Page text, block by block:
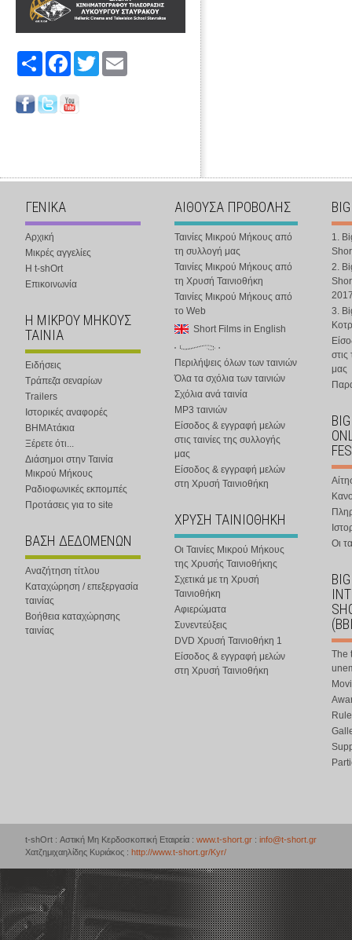
Share FacebookTwitter
ΓΕΝΙΚΑ
Αρχική
Μικρές αγγελίες
Η t-shOrt
Επικοινωνία
Η ΜΙΚΡΟΥ ΜΗΚΟΥΣ
ΤΑΙΝΙΑ
Ειδήσεις
Τράπεζα σεναρίων
Trailers
Ιστορικές αναφορές
ΒΗΜΑτάκια
Ξέρετε ότι...
Διάσημοι στην Ταινία
Μικρού Μήκους
Ραδιοφωνικές εκπομπές
Προτάσεις για το site
ΒΑΣΗ ΔΕΔΟΜΕΝΩΝ
Αναζήτηση τίτλου
Καταχώρηση / επεξεργασία
ταινίας
Βοήθεια καταχώρησης
ταινίας
ΑΙΘΟΥΣΑ ΠΡΟΒΟΛΗΣ
Ταινίες Μικρού Μήκους από
τη συλλογή μας
Ταινίες Μικρού Μήκους από
τη Χρυσή Ταινιοθήκη
Ταινίες Μικρού Μήκους από
το Web
Short Films in English
Περιλήψεις όλων των ταινιών
Όλα τα σχόλια των ταινιών
Σχόλια ανά ταινία
MP3 ταινιών
Είσοδος & εγγραφή μελών
στις ταινίες της συλλογής
μας
Είσοδος & εγγραφή μελών
στη Χρυσή Ταινιοθήκη
ΧΡΥΣΗ ΤΑΙΝΙΟΘΗΚΗ
Οι Ταινίες Μικρού Μήκους
της Χρυσής Ταινιοθήκης
Σχετικά με τη Χρυσή
Ταινιοθήκη
Αφιερώματα
Συνεντεύξεις
DVD Χρυσή Ταινιοθήκη 1
Είσοδος & εγγραφή μελών
στη Χρυσή Ταινιοθήκη
1.
2.
3.
στις
μας
Οι
The
t-shOrt : Αστική Μη Κερδοσκοπική Εταιρεία : www.t-short.gr : info@t-short.gr
Χατζημιχαηλίδης Κυριάκος : http://www.t-short.gr/Kyr/